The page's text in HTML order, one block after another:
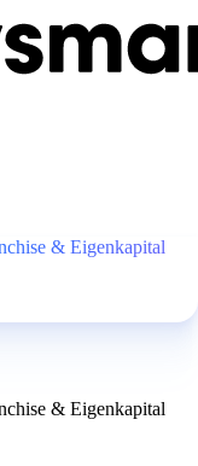
& Eigenkapital
& Eigenkapital